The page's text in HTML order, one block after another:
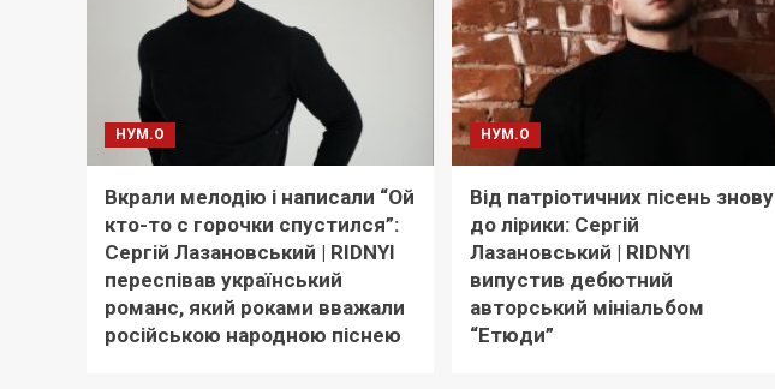
НУМ.О
Вкрали мелодію і написали “Ой
кто-то с горочки спустился”:
Сергій Лазановський | RIDNYI
переспівав український
романс, який роками вважали
російською народною піснею
НУМ.О
Від патріотичних пісень знову
до лірики: Сергій
Лазановський | RIDNYI
випустив дебютний
авторський мініальбом
“Етюди”